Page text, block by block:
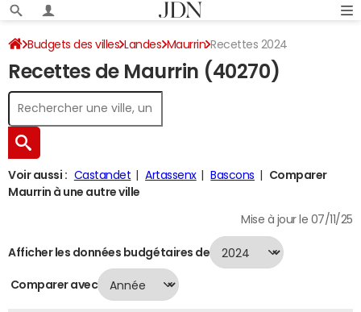
Budgets des villes Landes Maurrin Recettes 2024
Recettes de Maurrin (40270)
Voir aussi : Castandet Artassenx Bascons
Comparer
Maurrin à une autre ville
Mise à jour le 07/11/25
Afficher les données budgétaires de
Comparer avec